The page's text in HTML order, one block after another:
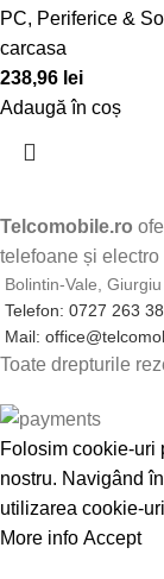
PC, Periferice &
carcasa
238,96 lei
Adaugă în coș
Telcomobile.ro
telefoane și electro
Bolintin-Vale, Giurgiu
Telefon: 0727 263
Mail:
Toate drepturile
Folosim cookie-uri
nostru. Navigând
utilizarea cookie-
More info Accept